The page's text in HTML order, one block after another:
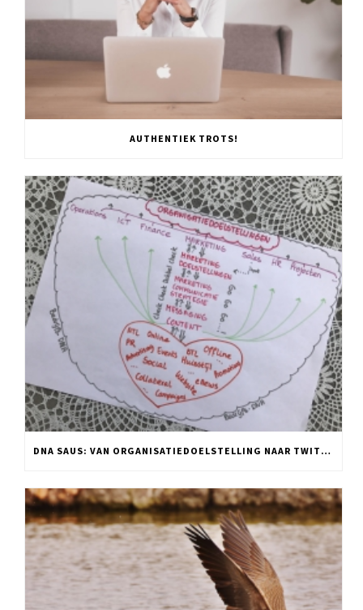
AUTHENTIEK TROTS!
DNA SAUS: VAN ORGANISATIEDOELSTELLING NAAR TWITTER POST